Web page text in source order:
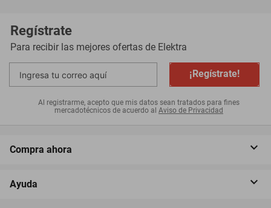
Regístrate
Para recibir las mejores ofertas de Elektra
¡Regístrate!
Al registrarme, acepto que mis datos sean tratados para fines
mercadotécnicos de acuerdo al Aviso de Privacidad
Compra ahora
Ayuda